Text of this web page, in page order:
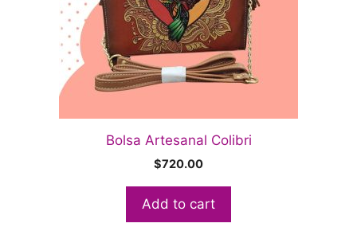
Bolsa Artesanal Colibri
$720.00
Add to cart